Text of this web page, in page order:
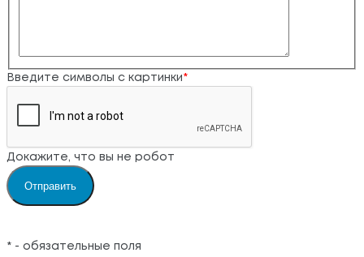
Введите символы с картинки *
Докажите, что вы не робот
* - обязательные поля